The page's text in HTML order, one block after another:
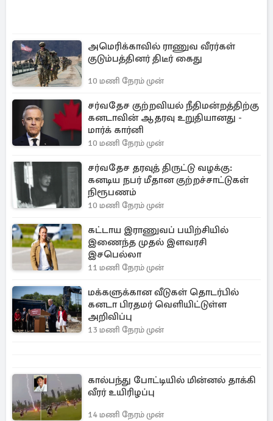
அமெரிக்காவில் ராணுவ வீரர்கள்
குடும்பத்தினர் திடீர் கைது
10 மணி நேரம் முன்
சர்வதேச குற்றவியல் நீதிமன்றத்திற்கு
கனடாவின் ஆதரவு உறுதியானது -
மார்க் கார்னி
10 மணி நேரம் முன்
சர்வதேச தரவுத் திருட்டு வழக்கு:
கனடிய நபர் மீதான குற்றச்சாட்டுகள்
நிரூபணம்
10 மணி நேரம் முன்
கட்டாய இராணுவப் பயிற்சியில்
இணைந்த முதல் இளவரசி
இசபெல்லா
11 மணி நேரம் முன்
மக்களுக்கான வீடுகள் தொடர்பில்
கனடா பிரதமர் வெளியிட்டுள்ள
அறிவிப்பு
13 மணி நேரம் முன்
கால்பந்து போட்டியில் மின்னல் தாக்கி
வீரர் உயிரிழப்பு
14 மணி நேரம் முன்